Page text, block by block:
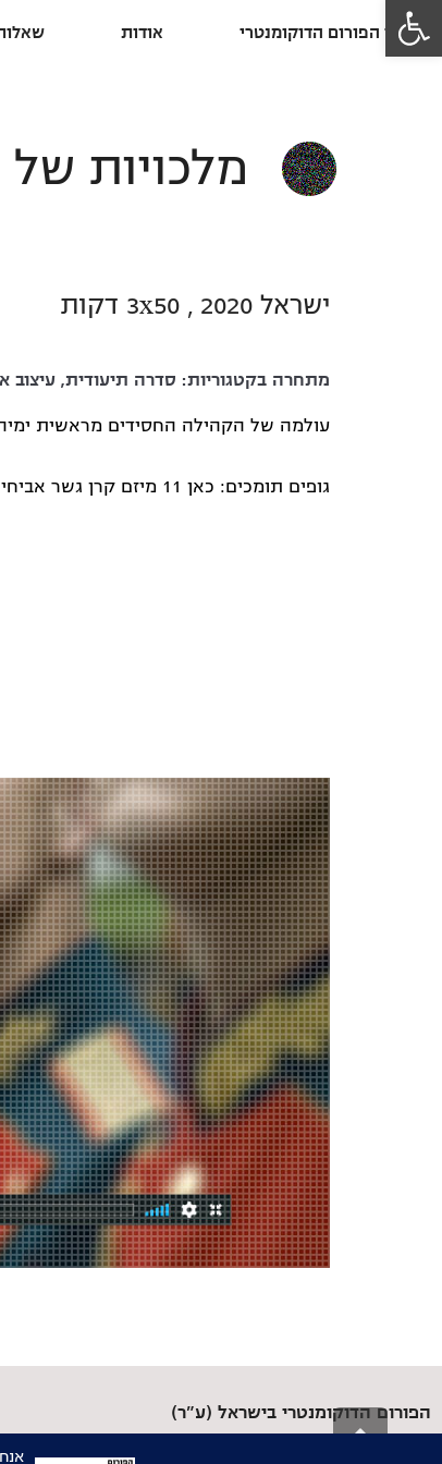
פתח סרגל נגישות
פרסי הפורום הדוקומנטרי אודות
מלכויות
ישראל 2020 , 3x50 דקות
מתחרה בקטגוריות: סדרה תיעודית, עיצוב
עולמה של הקהילה החסידים מראשית
גופים תומכים: כאן 11 מיזם קרן גשר אביחי מיימונידס
הפורום הדוקומנטרי בישראל (ע"ר)
גלילה